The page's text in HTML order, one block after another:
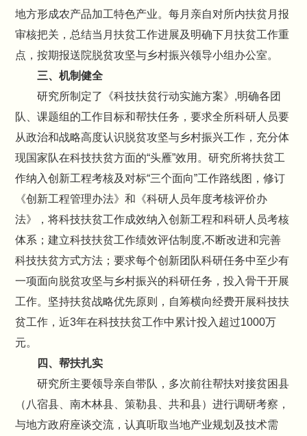
地方形成农产品加工特色产业。每月亲自对所内扶贫月报
审核把关，总结当月扶贫工作进展及明确下月扶贫工作重
点，按期报送院脱贫攻坚与乡村振兴领导小组办公室。
三、机制健全
研究所制定了《科技扶贫行动实施方案》,明确各团
队、课题组的工作目标和帮扶任务，要求全所科研人员要
从政治和战略高度认识脱贫攻坚与乡村振兴工作，充分体
现国家队在科技扶贫方面的“头雁”效用。研究所将扶贫工
作纳入创新工程考核及对标“三个面向”工作路线图，修订
《创新工程管理办法》和《科研人员年度考核评价办
法》，将科技扶贫工作成效纳入创新工程和科研人员考核
体系；建立科技扶贫工作绩效评估制度,不断改进和完善
科技扶贫方式方法；要求每个创新团队科研任务中至少有
一项面向脱贫攻坚与乡村振兴的科研任务，投入骨干开展
工作。坚持扶贫战略优先原则，自筹横向经费开展科技扶
贫工作，近3年在科技扶贫工作中累计投入超过1000万
元。
四、帮扶扎实
研究所主要领导亲自带队，多次前往帮扶对接贫困县
（八宿县、南木林县、策勒县、共和县）进行调研考察，
与地方政府座谈交流，认真听取当地产业规划及技术需